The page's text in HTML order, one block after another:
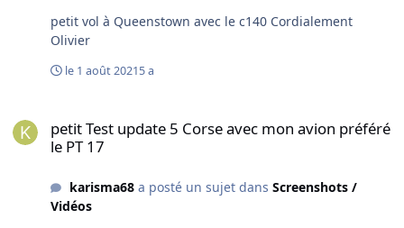
petit vol à Queenstown avec le c140 Cordialement
Olivier
le 1 août 20215 a
petit Test update 5 Corse avec mon avion préféré
le PT 17
karisma68a posté un sujet dans Screenshots /
Vidéos